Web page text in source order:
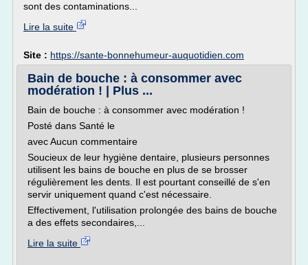
sont des contaminations...
Lire la suite
Site : https://sante-bonnehumeur-auquotidien.com
Bain de bouche : à consommer avec
modération ! | Plus ...
Bain de bouche : à consommer avec modération !
Posté dans Santé le
avec Aucun commentaire
Soucieux de leur hygiène dentaire, plusieurs personnes
utilisent les bains de bouche en plus de se brosser
régulièrement les dents. Il est pourtant conseillé de s'en
servir uniquement quand c'est nécessaire.
Effectivement, l'utilisation prolongée des bains de bouche
a des effets secondaires,...
Lire la suite